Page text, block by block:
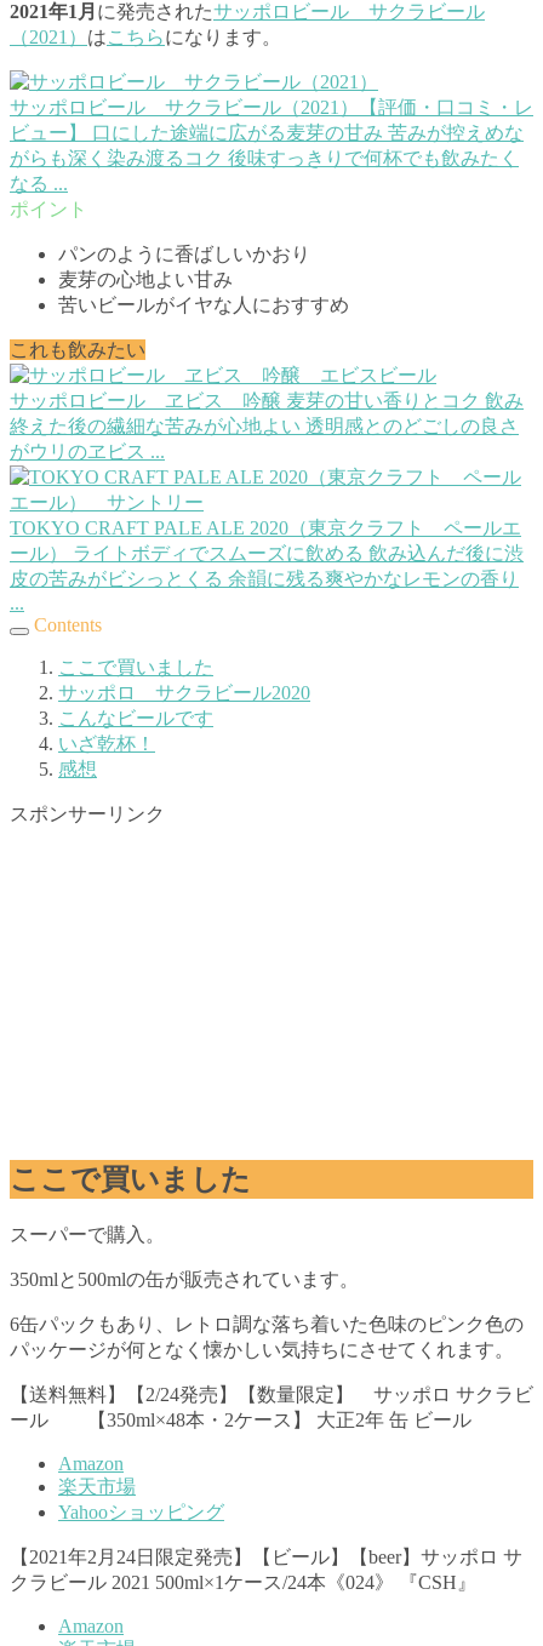
2021年1月 に発売されたサッポロビール サクラビール
（2021） はこちらになります。
サッポロビール サクラビール（2021）【評価・口コミ・レ
ビュー】
口にした途端に広がる麦芽の甘み 苦みが控えめな
がらも深く染み渡るコク 後味すっきりで何杯でも飲みたく
なる ...
パンのように香ばしいかおり
麦芽の心地よい甘み
苦いビールがイヤな人におすすめ
これも飲みたい
サッポロビール ヱビス 吟醸 麦芽の甘い香りとコク 飲み
終えた後の繊細な苦みが心地よい 透明感とのどごしの良さ
がウリのヱビス ...
TOKYO CRAFT PALE ALE 2020（東京クラフト ペールエ
ール）
ライトボディでスムーズに飲める 飲み込んだ後に渋
皮の苦みがビシっとくる 余韻に残る爽やかなレモンの香り
...
Contents
ここで買いました
サッポロ サクラビール2020
こんなビールです
いざ乾杯！
感想
スポンサーリンク
ここで買いました
スーパーで購入。
350mlと500mlの缶が販売されています。
6缶パックもあり、レトロ調な落ち着いた色味のピンク色の
パッケージが何となく懐かしい気持ちにさせてくれます。
【送料無料】【2/24発売】【数量限定】 サッポロ サクラビ
ール 【350ml×48本・2ケース】 大正2年 缶 ビール
Amazon
楽天市場
Yahooショッピング
【2021年2月24日限定発売】【ビール】【beer】サッポロ サ
クラビール 2021 500ml×1ケース/24本《024》 『CSH』
Amazon